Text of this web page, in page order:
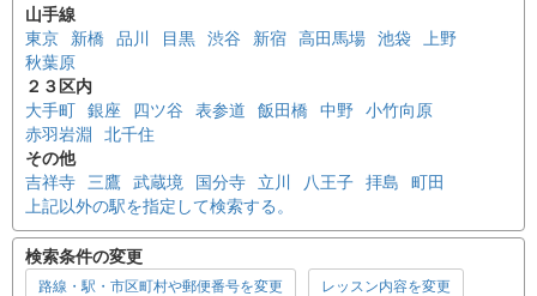
山手線
東京
新橋 品川 目黒 渋谷 新宿 高田馬場 池袋
上野
秋葉原
２３区内
大手町
銀座 四ツ谷 表参道 飯田橋 中野
小竹向原
赤羽岩淵
北千住
その他
吉祥寺
三鷹 武蔵境 国分寺 立川 八王子 拝島
町田
上記以外の駅を指定して検索する。
検索条件の変更
路線・駅・市区町村や郵便番号を変更 レッスン内容を変更